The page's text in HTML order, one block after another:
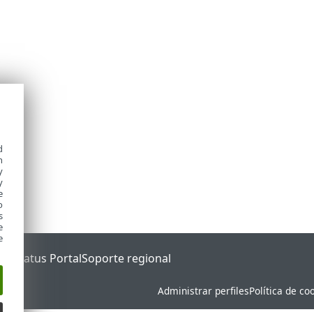
Status PortalSoporte regional
Administrar perfilesPolítica de